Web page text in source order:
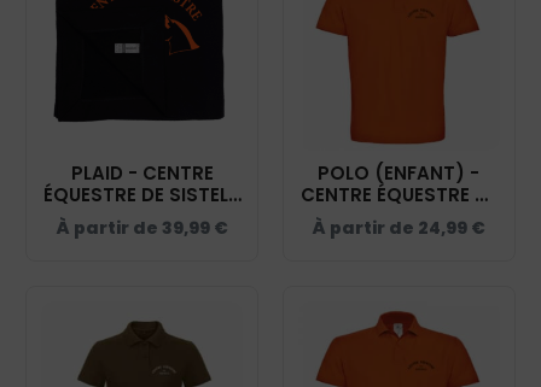
PLAID - CENTRE
ÉQUESTRE DE SISTELS
– NOIR - GN189
À partir de 39,99 €
POLO (ENFANT) -
CENTRE ÉQUESTRE DE
SISTELS - ORANGE -
BCK424
À partir de 24,99 €